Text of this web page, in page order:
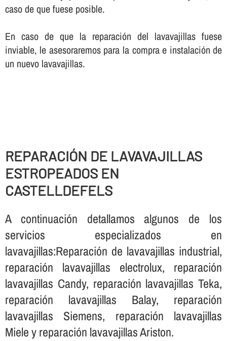
caso de que fuese posible.
En caso de que la reparación del lavavajillas fuese
inviable, le asesoraremos para la compra e instalación de
un nuevo lavavajillas.
REPARACIÓN DE LAVAVAJILLAS
ESTROPEADOS EN
CASTELLDEFELS
A continuación detallamos algunos de los
servicios especializados en
lavavajillas:Reparación de lavavajillas industrial,
reparación lavavajillas electrolux, reparación
lavavajillas Candy, reparación lavavajillas Teka,
reparación lavavajillas Balay, reparación
lavavajillas Siemens, reparación lavavajillas
Miele y reparación lavavajillas Ariston.